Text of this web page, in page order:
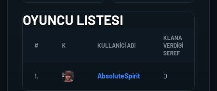
OYUNCU LISTESI
# K KULLANICI ADI
KLANA
VERDIGI
SEREF
1. AbsoluteSpirit 0